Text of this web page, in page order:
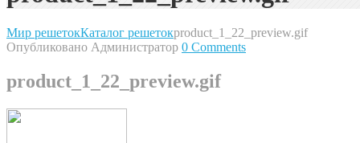
Мир решетокКаталог решетокproduct_1_22_preview.gif
Опубликовано Администратор 0 Comments
product_1_22_preview.gif